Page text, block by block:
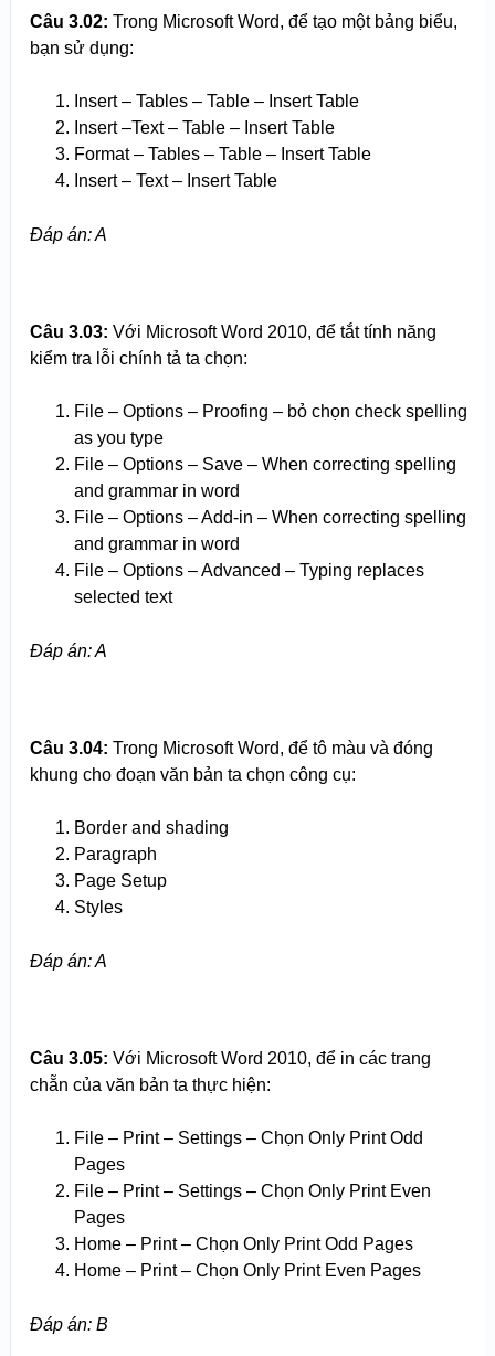
Câu 3.02: Trong Microsoft Word, để tạo một bảng biểu,
bạn sử dụng:
Insert – Tables – Table – Insert Table
Insert –Text – Table – Insert Table
Format – Tables – Table – Insert Table
Insert – Text – Insert Table
Đáp án: A
Câu 3.03: Với Microsoft Word 2010, để tắt tính năng
kiểm tra lỗi chính tả ta chọn:
File – Options – Proofing – bỏ chọn check spelling
as you type
File – Options – Save – When correcting spelling
and grammar in word
File – Options – Add-in – When correcting spelling
and grammar in word
File – Options – Advanced – Typing replaces
selected text
Đáp án: A
Câu 3.04: Trong Microsoft Word, để tô màu và đóng
khung cho đoạn văn bản ta chọn công cụ:
Border and shading
Paragraph
Page Setup
Styles
Đáp án: A
Câu 3.05: Với Microsoft Word 2010, để in các trang
chẵn của văn bản ta thực hiện:
File – Print – Settings – Chọn Only Print Odd
Pages
File – Print – Settings – Chọn Only Print Even
Pages
Home – Print – Chọn Only Print Odd Pages
Home – Print – Chọn Only Print Even Pages
Đáp án: B